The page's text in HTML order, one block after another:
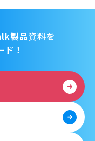
製品資料を
！